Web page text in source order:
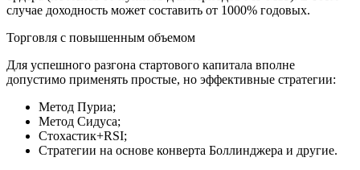
случае доходность может составить от 1000% годовых.
Торговля с повышенным объемом
Для успешного разгона стартового капитала вполне
допустимо применять простые, но эффективные стратегии:
Метод Пуриа;
Метод Сидуса;
Стохастик+RSI;
Стратегии на основе конверта Боллинджера и другие.